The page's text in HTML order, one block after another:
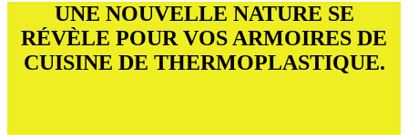
UNE NOUVELLE NATURE SE
RÉVÈLE POUR VOS ARMOIRES DE
CUISINE DE THERMOPLASTIQUE.